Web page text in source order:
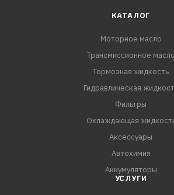
Отличные показатели при холодном
Экономию топлива за счет
Высокую стабильность к окислению
Прекрасные вязкостно-
Отличные моющие и
Мгновенное смазывание всех
КАТАЛОГ
Моторное масло
Трансмиссионное масло
Тормозная жидкость
Гидравлическая
Фильтры
Охлаждающая
Аксессуары
Автохимия
Аккумуляторы
УСЛУГИ